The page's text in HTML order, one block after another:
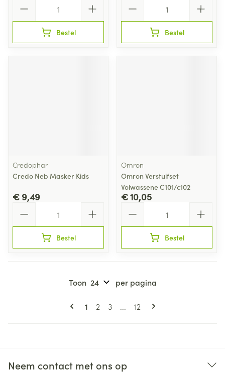
Bestel Bestel
Credophar
Credo Neb Masker Kids
€ 9,49
Bestel
Omron
Omron Verstuifset
Volwassene C101/c102
€ 10,05
Bestel
Pagina's
U lees momenteel pagina
1 Pagina
2 Pagina
3 ... Pagina
12
Toon per pagina
Neem contact met ons op